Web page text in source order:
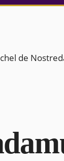
de